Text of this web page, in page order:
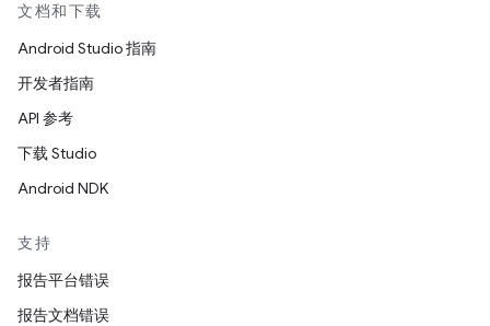
文档和下载
Android Studio 指南
开发者指南
API 参考
下载 Studio
Android NDK
支持
报告平台错误
报告文档错误